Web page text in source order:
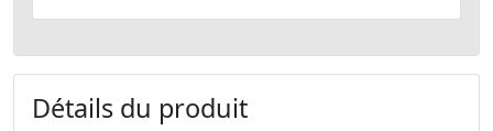
Détails du produit